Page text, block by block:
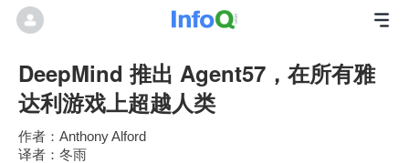
DeepMind 推出 Agent57，在所有雅
达利游戏上超越人类
Anthony Alford
冬雨